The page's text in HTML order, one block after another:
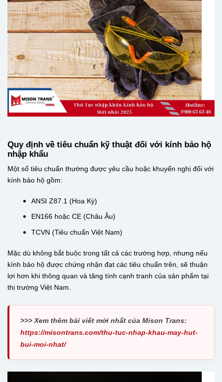
Quy định về tiêu chuẩn kỹ thuật đối với kính bảo hộ
nhập khẩu
Một số tiêu chuẩn thường được yêu cầu hoặc khuyến nghị đối với
kính bảo hộ gồm:
ANSI Z87.1 (Hoa Kỳ)
EN166 hoặc CE (Châu Âu)
TCVN (Tiêu chuẩn Việt Nam)
Mặc dù không bắt buộc trong tất cả các trường hợp, nhưng nếu
kính bảo hộ được chứng nhận đạt các tiêu chuẩn trên, sẽ thuận
lợi hơn khi thông quan và tăng tính cạnh tranh của sản phẩm tại
thị trường Việt Nam.
>>> Xem thêm bài viết mới nhất của Mison Trans:
https://misontrans.com/thu-tuc-nhap-khau-may-hut-
bui-moi-nhat/